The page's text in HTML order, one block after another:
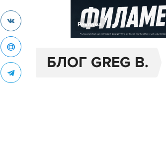
Реклама
БЛОГ GREG B.